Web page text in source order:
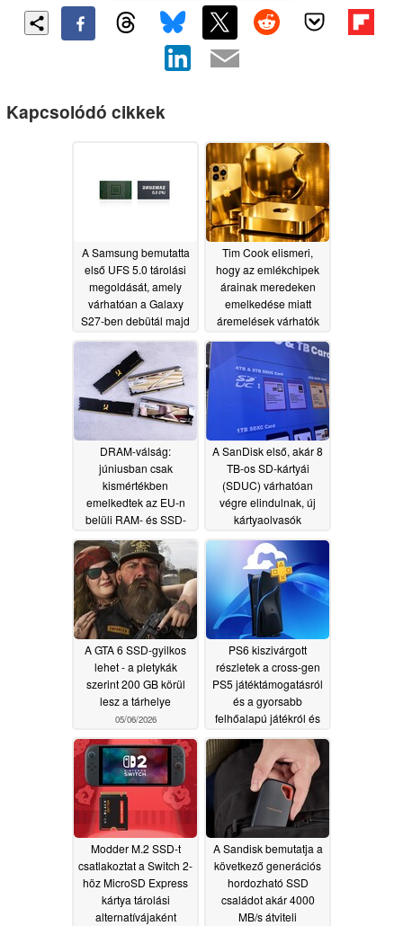
Kapcsolódó cikkek
A Samsung bemutatta
első UFS 5.0 tárolási
megoldását, amely
várhatóan a Galaxy
S27-ben debütál majd
06/23/2026
Tim Cook elismeri,
hogy az emlékchipek
árainak meredeken
emelkedése miatt
áremelések várhatók
termékeknél
06/18/2026
DRAM-válság:
júniusban csak
kismértékben
emelkedtek az EU-n
belüli RAM- és SSD-
06/16/2026
A SanDisk első, akár 8
TB-os SD-kártyái
(SDUC) várhatóan
végre elindulnak, új
kártyaolvasók
06/09/2026
A GTA 6 SSD-gyilkos
lehet - a pletykák
szerint 200 GB körül
lesz a tárhelye
05/06/2026
PS6 kiszivárgott
részletek a cross-gen
PS5 játéktámogatásról
és a gyorsabb
felhőalapú játékról és
05/04/2026
Modder M.2 SSD-t
csatlakoztat a Switch 2-
höz MicroSD Express
kártya tárolási
alternatívájaként
A Sandisk bemutatja a
következő generációs
hordozható SSD
családot akár 4000
MB/s átviteli